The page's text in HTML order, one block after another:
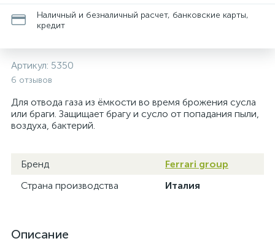
Наличный и безналичный расчет, банковские карты,
кредит
Артикул: 5350
6 отзывов
Для отвода газа из ёмкости во время брожения сусла
или браги. Защищает брагу и сусло от попадания пыли,
воздуха, бактерий.
Бренд
Ferrari group
Страна производства
Италия
Описание